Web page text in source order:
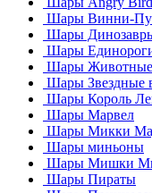
Шары Винни-
Шары
Шары
Шары Животные
Шары Звездные
Шары Король
Шары Марвел
Шары Микки
Шары миньоны
Шары Мишки
Шары Пираты